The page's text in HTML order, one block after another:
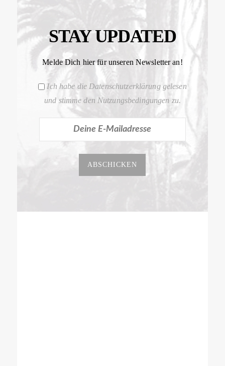
STAY UPDATED
Melde Dich hier für unseren Newsletter an!
Ich habe die Datenschutzerklärung gelesen
und stimme den Nutzungsbedingungen zu.